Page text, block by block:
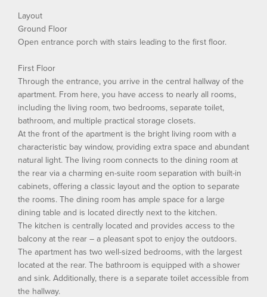
Layout
Ground Floor
Open entrance porch with stairs leading to the first floor.
First Floor
Through the entrance, you arrive in the central hallway of the
apartment. From here, you have access to nearly all rooms,
including the living room, two bedrooms, separate toilet,
bathroom, and multiple practical storage closets.
At the front of the apartment is the bright living room with a
characteristic bay window, providing extra space and abundant
natural light. The living room connects to the dining room at
the rear via a charming en-suite room separation with built-in
cabinets, offering a classic layout and the option to separate
the rooms. The dining room has ample space for a large
dining table and is located directly next to the kitchen.
The kitchen is centrally located and provides access to the
balcony at the rear – a pleasant spot to enjoy the outdoors.
The apartment has two well-sized bedrooms, with the largest
located at the rear. The bathroom is equipped with a shower
and sink. Additionally, there is a separate toilet accessible from
the hallway.